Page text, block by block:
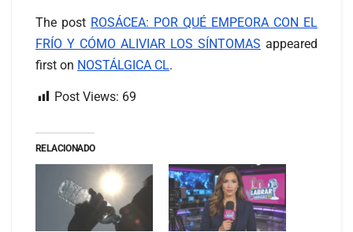
The post ROSÁCEA: POR QUÉ EMPEORA CON EL
FRÍO Y CÓMO ALIVIAR LOS SÍNTOMAS appeared
first on NOSTÁLGICA CL.
Post Views: 69
RELACIONADO